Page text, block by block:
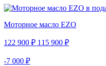
Моторное масло EZO
122 900 ₽ 115 900 ₽
-7 000 ₽